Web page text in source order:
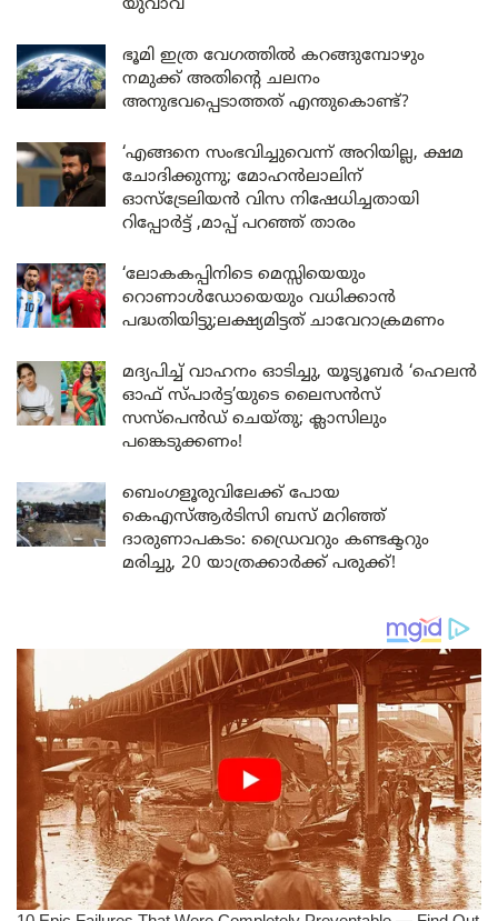
യുവാവ്
ഭൂമി ഇത്ര വേഗത്തിൽ കറങ്ങുമ്പോഴും
നമുക്ക് അതിന്റെ ചലനം
അനുഭവപ്പെടാത്തത് എന്തുകൊണ്ട്?
‘എങ്ങനെ സംഭവിച്ചുവെന്ന് അറിയില്ല, ക്ഷമ
ചോദിക്കുന്നു; മോഹൻലാലിന്
ഓസ്ട്രേലിയൻ വിസ നിഷേധിച്ചതായി
റിപ്പോർട്ട് ,മാപ്പ് പറഞ്ഞ് താരം
‘ലോകകപ്പിനിടെ മെസ്സിയെയും
റൊണാൾഡോയെയും വധിക്കാൻ
പദ്ധതിയിട്ടു;ലക്ഷ്യമിട്ടത് ചാവേറാക്രമണം
മദ്യപിച്ച് വാഹനം ഓടിച്ചു, യൂട്യൂബർ ‘ഹെലൻ
ഓഫ് സ്പാർട്ട’യുടെ ലൈസൻസ്
സസ്പെൻഡ് ചെയ്തു; ക്ലാസിലും
പങ്കെടുക്കണം!
ബെംഗളൂരുവിലേക്ക് പോയ
കെഎസ്ആർടിസി ബസ് മറിഞ്ഞ്
ദാരുണാപകടം: ഡ്രൈവറും കണ്ടക്ടറും
മരിച്ചു, 20 യാത്രക്കാർക്ക് പരുക്ക്!